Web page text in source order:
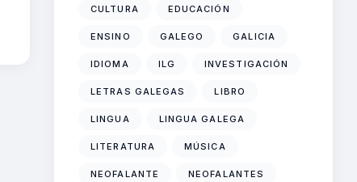
CULTURA EDUCACIÓN
ENSINO GALEGO GALICIA
IDIOMA ILG INVESTIGACIÓN
LETRAS GALEGAS LIBRO
LINGUA LINGUA GALEGA
LITERATURA MÚSICA
NEOFALANTE NEOFALANTES